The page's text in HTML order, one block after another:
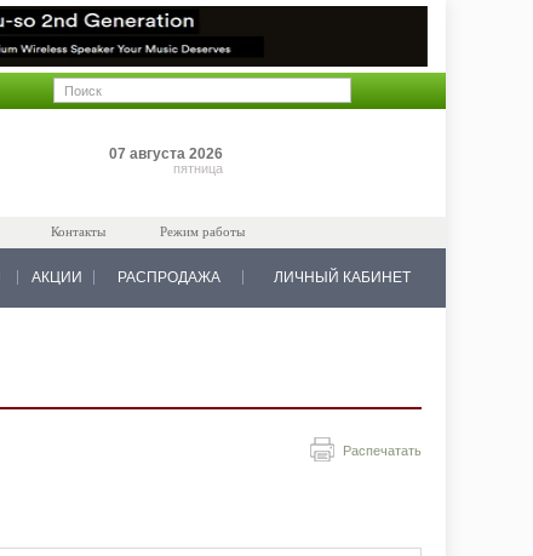
07 августа 2026
пятница
Контакты Режим работы
АКЦИИ РАСПРОДАЖА ЛИЧНЫЙ КАБИНЕТ
Распечатать